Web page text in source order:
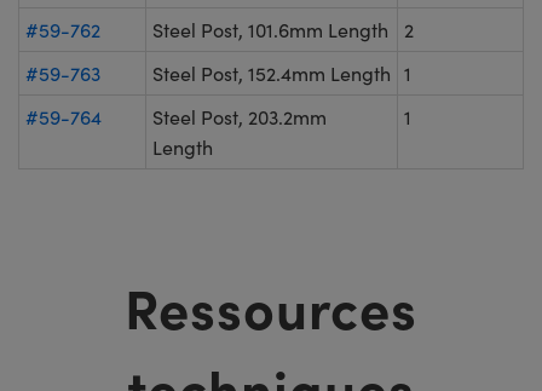
#59-762
Steel Post, 101.6mm Length
2
#59-763
Steel Post, 152.4mm Length 1
#59-764
Steel Post, 203.2mm
Length
1
Ressources